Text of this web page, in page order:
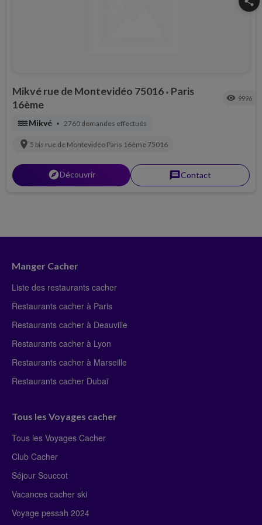
Mikvé rue de Montevidéo 75016 • Paris
16ème
visibility 9996
waterMikvé • 2760 demandes effectués
location_on 5 bis rue de Montevidéo Paris 16ème 75016
explorerDécouvrir messageContact
Manger Cacher
Liste des restaurants cacher
Restaurants cacher à Paris
Restaurants cacher à Deauville
Restaurants cacher à Lyon
Restaurants cacher à Marseille
Restaurants cacher Dubaï
Tous les Voyages cacher
Tous les Voyages Cacher
Club Cacher
Séjour Souccot
Vacances cacher ski
Voyage pessah 2024